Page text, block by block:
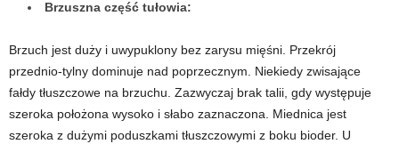
Brzuszna część tułowia:
Brzuch jest duży i uwypuklony bez zarysu mięśni. Przekrój
przednio-tylny dominuje nad poprzecznym. Niekiedy zwisające
fałdy tłuszczowe na brzuchu. Zazwyczaj brak talii, gdy występuje
szeroka położona wysoko i słabo zaznaczona. Miednica jest
szeroka z dużymi poduszkami tłuszczowymi z boku bioder. U